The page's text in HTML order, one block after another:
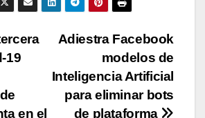
Adiestra Facebook
modelos de
Inteligencia Artificial
para eliminar bots
de plataforma
19
en el